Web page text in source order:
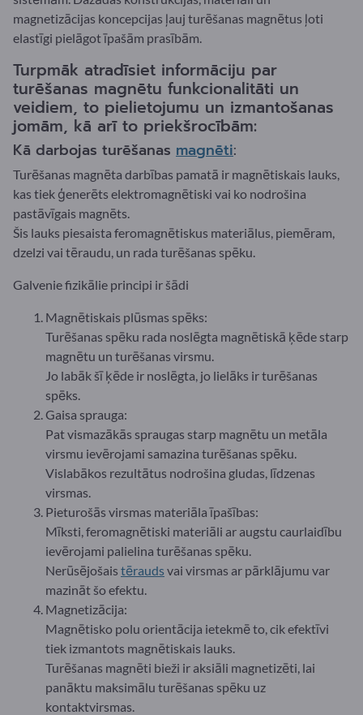
magnetizācijas koncepcijas ļauj turēšanas magnētus ļoti
elastīgi pielāgot īpašām prasībām.
Turpmāk atradīsiet informāciju par
turēšanas magnētu funkcionalitāti un
veidiem, to pielietojumu un izmantošanas
jomām, kā arī to priekšrocībām:
Kā darbojas turēšanas magnēti:
Turēšanas magnēta darbības pamatā ir magnētiskais lauks,
kas tiek ģenerēts elektromagnētiski vai ko nodrošina
pastāvīgais magnēts.
Šis lauks piesaista feromagnētiskus materiālus, piemēram,
dzelzi vai tēraudu, un rada turēšanas spēku.
Galvenie fizikālie principi ir šādi
Magnētiskais plūsmas spēks:
Turēšanas spēku rada noslēgta magnētiskā ķēde starp
magnētu un turēšanas virsmu.
Jo labāk šī ķēde ir noslēgta, jo lielāks ir turēšanas
spēks.
Gaisa sprauga:
Pat vismazākās spraugas starp magnētu un metāla
virsmu ievērojami samazina turēšanas spēku.
Vislabākos rezultātus nodrošina gludas, līdzenas
virsmas.
Pieturošās virsmas materiāla īpašības:
Mīksti, feromagnētiski materiāli ar augstu caurlaidību
ievērojami palielina turēšanas spēku.
Nerūsējošais tēraudsvai virsmas ar pārklājumu var
mazināt šo efektu.
Magnetizācija:
Magnētisko polu orientācija ietekmē to, cik efektīvi
tiek izmantots magnētiskais lauks.
Turēšanas magnēti bieži ir aksiāli magnetizēti, lai
panāktu maksimālu turēšanas spēku uz
kontaktvirsmas.